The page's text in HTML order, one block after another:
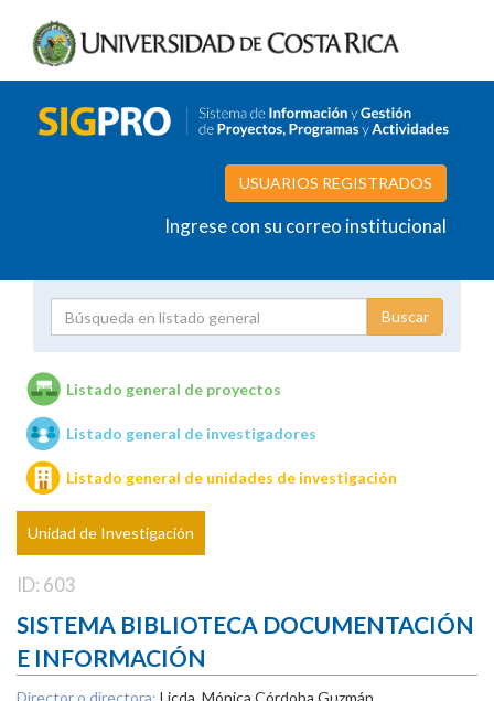
USUARIOS REGISTRADOS
Ingrese con su correo institucional
Unidades de investigación
Listado general de proyectos
Listado general de investigadores
Listado general de unidades de investigación
Unidad de Investigación
ID: 603
SISTEMA BIBLIOTECA DOCUMENTACIÓN
E INFORMACIÓN
Director o directora: Licda. Mónica Córdoba Guzmán